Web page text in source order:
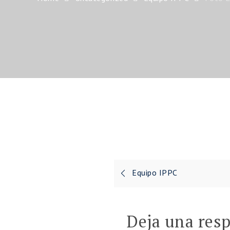
Navegación
entradas
Equipo IPPC
Deja una